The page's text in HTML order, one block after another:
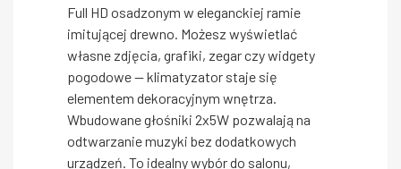
Full HD osadzonym w eleganckiej ramie
imitującej drewno. Możesz wyświetlać
własne zdjęcia, grafiki, zegar czy widgety
pogodowe — klimatyzator staje się
elementem dekoracyjnym wnętrza.
Wbudowane głośniki 2x5W pozwalają na
odtwarzanie muzyki bez dodatkowych
urządzeń. To idealny wybór do salonu,